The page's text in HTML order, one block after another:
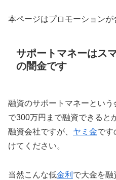
本ページはプロモーションが
サポートマネーはス
の闇金です
融資のサポートマネーとい
で300万円まで融資できると
融資会社ですが、 ヤミ金です
けてください。
当然こんな低金利 で大金を融